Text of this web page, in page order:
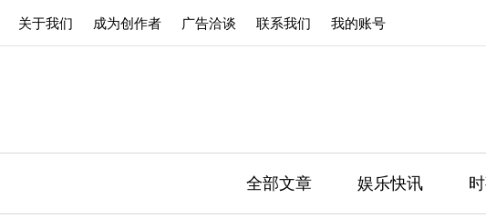
关于我们 成为创作者 广告洽谈 联系我们 我的账号
全部文章 娱乐快讯